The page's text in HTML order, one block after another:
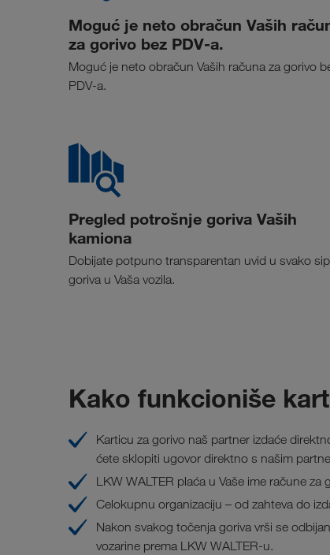
Moguć je neto obračun Vaših
za gorivo bez PDV-a.
Moguć je neto obračun Vaših računa za gorivo
PDV-a.
Pregled potrošnje goriva Vaših
kamiona
Dobijate potpuno transparentan uvid u svako
goriva u Vaša vozila.
Kako funkcioniše
Karticu za gorivo naš partner izdaće
ćete sklopiti ugovor direktno s našim
LKW WALTER plaća u Vaše ime račune
Celokupnu organizaciju – od zahteva do
Nakon svakog točenja goriva vrši se
vozarine prema LKW WALTER-u.